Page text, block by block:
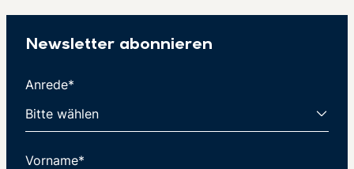
Newsletter abonnieren
Anrede*
Vorname*